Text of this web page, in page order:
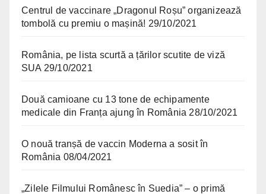
Centrul de vaccinare „Dragonul Roșu” organizează
tombolă cu premiu o mașină! 29/10/2021
România, pe lista scurtă a țărilor scutite de viză
SUA 29/10/2021
Două camioane cu 13 tone de echipamente
medicale din Franța ajung în România 28/10/2021
O nouă tranșă de vaccin Moderna a sosit în
România 08/04/2021
„Zilele Filmului Românesc în Suedia” – o primă